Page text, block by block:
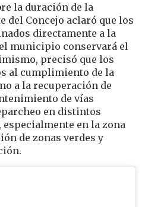
la duración de la
del Concejo aclaró que los
directamente a la
municipio conservará el
precisó que los
al cumplimiento de la
a la recuperación de
de vías
en distintos
en la zona
de zonas verdes y